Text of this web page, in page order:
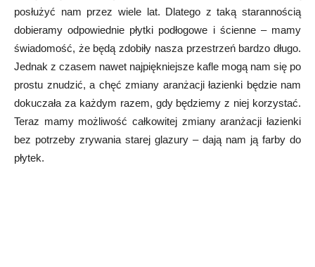
posłużyć nam przez wiele lat. Dlatego z taką starannością
dobieramy odpowiednie płytki podłogowe i ścienne – mamy
świadomość, że będą zdobiły nasza przestrzeń bardzo długo.
Jednak z czasem nawet najpiękniejsze kafle mogą nam się po
prostu znudzić, a chęć zmiany aranżacji łazienki będzie nam
dokuczała za każdym razem, gdy będziemy z niej korzystać.
Teraz mamy możliwość całkowitej zmiany aranżacji łazienki
bez potrzeby zrywania starej glazury – dają nam ją farby do
płytek.